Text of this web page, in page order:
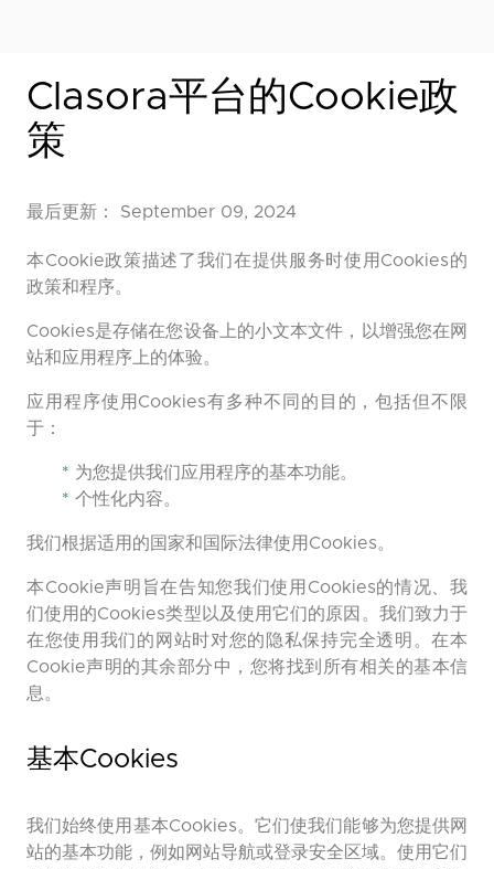
Clasora平台的Cookie政
策
最后更新： September 09, 2024
本Cookie政策描述了我们在提供服务时使用Cookies的
政策和程序。
Cookies是存储在您设备上的小文本文件，以增强您在网
站和应用程序上的体验。
应用程序使用Cookies有多种不同的目的，包括但不限
于：
* 为您提供我们应用程序的基本功能。
* 个性化内容。
我们根据适用的国家和国际法律使用Cookies。
本Cookie声明旨在告知您我们使用Cookies的情况、我
们使用的Cookies类型以及使用它们的原因。我们致力于
在您使用我们的网站时对您的隐私保持完全透明。在本
Cookie声明的其余部分中，您将找到所有相关的基本信
息。
基本Cookies
我们始终使用基本Cookies。它们使我们能够为您提供网
站的基本功能，例如网站导航或登录安全区域。使用它们